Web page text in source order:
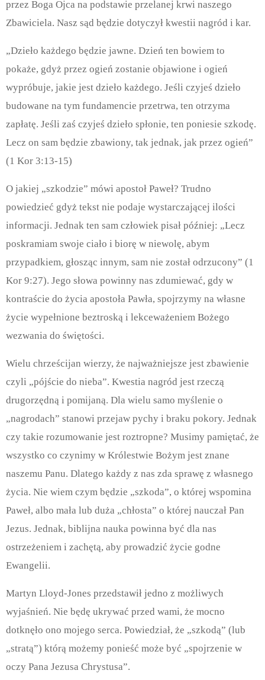
przez Boga Ojca na podstawie przelanej krwi naszego
Zbawiciela. Nasz sąd będzie dotyczył kwestii nagród i kar.
„Dzieło każdego będzie jawne. Dzień ten bowiem to
pokaże, gdyż przez ogień zostanie objawione i ogień
wypróbuje, jakie jest dzieło każdego. Jeśli czyjeś dzieło
budowane na tym fundamencie przetrwa, ten otrzyma
zapłatę. Jeśli zaś czyjeś dzieło spłonie, ten poniesie szkodę.
Lecz on sam będzie zbawiony, tak jednak, jak przez ogień”
(1 Kor 3:13-15)
O jakiej „szkodzie” mówi apostoł Paweł? Trudno
powiedzieć gdyż tekst nie podaje wystarczającej ilości
informacji. Jednak ten sam człowiek pisał później: „Lecz
poskramiam swoje ciało i biorę w niewolę, abym
przypadkiem, głosząc innym, sam nie został odrzucony” (1
Kor 9:27). Jego słowa powinny nas zdumiewać, gdy w
kontraście do życia apostoła Pawła, spojrzymy na własne
życie wypełnione beztroską i lekceważeniem Bożego
wezwania do świętości.
Wielu chrześcijan wierzy, że najważniejsze jest zbawienie
czyli „pójście do nieba”. Kwestia nagród jest rzeczą
drugorzędną i pomijaną. Dla wielu samo myślenie o
„nagrodach” stanowi przejaw pychy i braku pokory. Jednak
czy takie rozumowanie jest roztropne? Musimy pamiętać, że
wszystko co czynimy w Królestwie Bożym jest znane
naszemu Panu. Dlatego każdy z nas zda sprawę z własnego
życia. Nie wiem czym będzie „szkoda”, o której wspomina
Paweł, albo mała lub duża „chłosta” o której nauczał Pan
Jezus. Jednak, biblijna nauka powinna być dla nas
ostrzeżeniem i zachętą, aby prowadzić życie godne
Ewangelii.
Martyn Lloyd-Jones przedstawił jedno z możliwych
wyjaśnień. Nie będę ukrywać przed wami, że mocno
dotknęło ono mojego serca. Powiedział, że „szkodą” (lub
„stratą”) którą możemy ponieść może być „spojrzenie w
oczy Pana Jezusa Chrystusa”.